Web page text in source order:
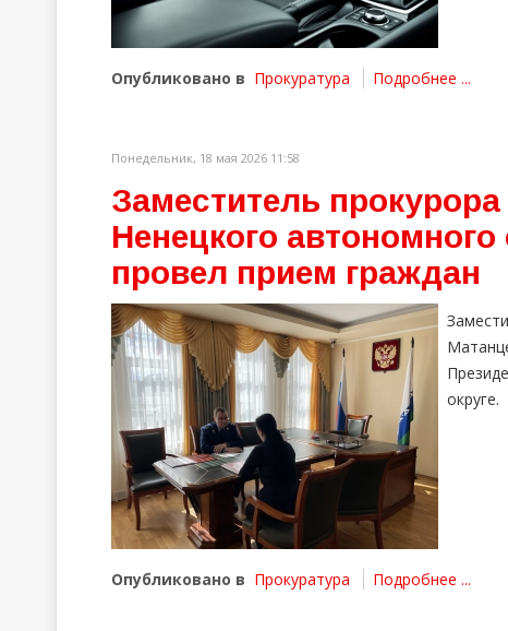
Опубликовано в Прокуратура Подробнее ...
Понедельник, 18 мая 2026 11:58
Заместитель
Ненецкого
провел прием граждан
округе.
Опубликовано в Прокуратура Подробнее ...